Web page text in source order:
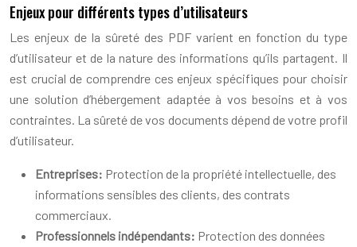
Enjeux pour différents types d’utilisateurs
Les enjeux de la sûreté des PDF varient en fonction du type
d’utilisateur et de la nature des informations qu’ils partagent. Il
est crucial de comprendre ces enjeux spécifiques pour choisir
une solution d’hébergement adaptée à vos besoins et à vos
contraintes. La sûreté de vos documents dépend de votre profil
d’utilisateur.
Entreprises: Protection de la propriété intellectuelle, des
informations sensibles des clients, des contrats
commerciaux.
Professionnels indépendants: Protection des données